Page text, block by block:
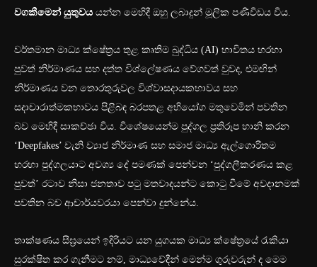
වගකීමෙන් යුතුවය යන්න මෙහිදී ඔහු ලබාදුන් මූලික පණිවිඩය විය.
වර්තමාන මාධ්‍ය ක්ෂේත්‍රය තුළ කෘතිම බුද්ධිය (AI) භාවිතය හරහා
පුවත් නිර්මාණය සහ දත්ත විශ්ලේෂණය වේගවත් වුවද, එමඟින්
නිර්මාණය වන තොරතුරුවල විශ්වාසදායකභාවය සහ
සදාචාරාත්මකභාවය පිළිබඳ බරපතළ අභියෝග මතුවෙමින් පවතින
බව මෙහිදී සාකච්ඡා විය. විශේෂයෙන්ම පුද්ගල ප්‍රතිරූප හානි කරන
‘Deepfakes’ වැනි ව්‍යාජ නිර්මාණ සහ සමාජ මාධ්‍ය ඇල්ගොරිතම
හරහා පුද්ගලයාට අවශ්‍ය දේ පමණක් පෙන්වන ‘පුද්ගලීකරණය කළ
පුවත්’ රටාව නිසා ජනතාව පටු මතවාදයන්ට කොටු වීමේ අවදානමක්
පවතින බව ආචාර්යවරයා පෙන්වා දුන්නේය.
තාක්ෂණය සීඝ්‍රයෙන් ඉදිරියට යන යුගයක මාධ්‍ය ක්ෂේත්‍රයේ රැකියා
සුරක්ෂිත කර ගැනීමට නම්, මාධ්‍යවේදීන් මෙන්ම ගුරුවරුන් ද මෙම